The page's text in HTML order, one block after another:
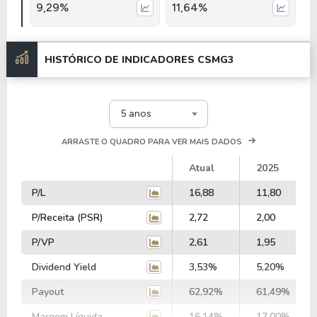
9,29% 11,64%
HISTÓRICO DE INDICADORES CSMG3
5 anos
ARRASTE O QUADRO PARA VER MAIS DADOS
Atual
2025
P/L
16,88
11,80
P/Receita (PSR)
2,72
2,00
P/VP
2,61
1,95
Dividend Yield
3,53%
5,20%
Payout
62,92%
61,49%